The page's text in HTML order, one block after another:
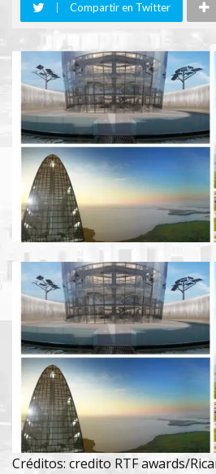
Compartir en Twitter
Créditos: credito RTF awards/